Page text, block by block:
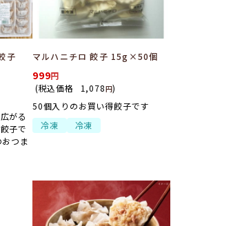
子
がる
子で
つま
マルハニチロ 餃子 15g×50個
999
(税込価格 1,078円)
50個入りのお買い得餃子です
冷凍
冷凍